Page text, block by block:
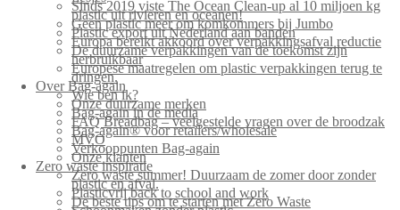
Sinds 2019 viste The Ocean Clean-up al 10 miljoen kg
plastic uit rivieren en oceanen!
Geen plastic meer om komkommers bij Jumbo
Plastic export uit Nederland aan banden
Europa bereikt akkoord over verpakkingsafval reductie
De duurzame verpakkingen van de toekomst zijn
herbruikbaar
Europese maatregelen om plastic verpakkingen terug te
dringen.
Over Bag-again
Wie ben ik?
Onze duurzame merken
Bag-again in de media
FAQ Breadbag – veelgestelde vragen over de broodzak
Bag-again® voor retailers/wholesale
MVO
Verkooppunten Bag-again
Onze klanten
Zero waste inspiratie
Zero waste summer! Duurzaam de zomer door zonder
plastic en afval.
Plasticvrij back to school and work
De beste tips om te starten met Zero Waste